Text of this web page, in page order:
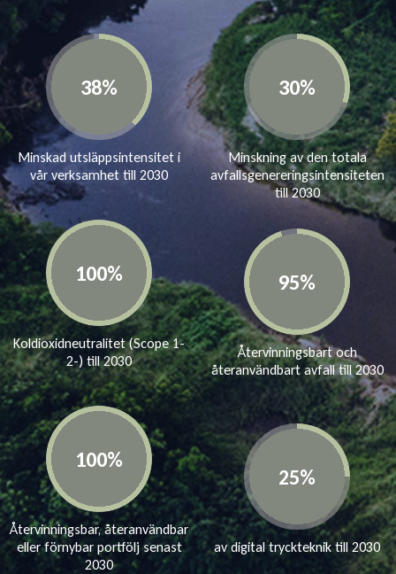
Minskad utsläppsintensitet i
vår verksamhet till 2030
Minskning av den totala
avfallsgenereringsintensiteten
till 2030
Koldioxidneutralitet (Scope 1-
2-) ​till 2030​
Återvinningsbart och
återanvändbart avfall till 2030
Återvinningsbar, återanvändbar
eller förnybar portfölj senast
2030
av digital tryckteknik till 2030